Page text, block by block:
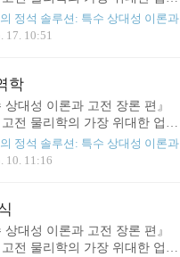
이게 정답인지 확신이 가지
고 어떻게 풀어야 할지 실마
석 솔루션: 특수 상대성 이론과
뉴턴, 맥스웰 이론의 기초인
레너드 서스킨드의 강의를 엮
로 서스킨드의 강좌 수강생이
드먼이 '초심자'의 입장에서 책
을 스스로 기를 수 있는 연습
이게 정답인지 확신이 가지
고 어떻게 풀어야 할지 실마
석 솔루션: 특수 상대성 이론과
정석 솔루션: 특수 상대성 이론과
17. 10:51
학
상대성 이론과 고전 장론 편』
전 물리학의 가장 위대한 업적
뉴턴, 맥스웰 이론의 기초인
레너드 서스킨드의 강의를 엮
로 서스킨드의 강좌 수강생이
드먼이 '초심자'의 입장에서 책
을 스스로 기를 수 있는 연습
정석 솔루션: 특수 상대성 이론과
10. 11:16
상대성 이론과 고전 장론 편』
전 물리학의 가장 위대한 업적